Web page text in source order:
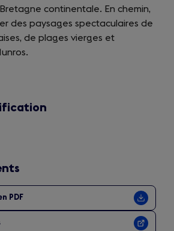
continentale. En chemin,
des paysages spectaculaires de
de plages vierges et
PDF